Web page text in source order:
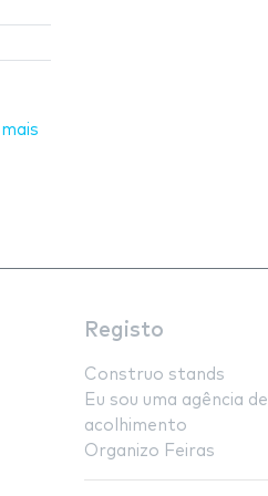
Registo
Construo stands
Eu sou uma agência de
acolhimento
Organizo Feiras